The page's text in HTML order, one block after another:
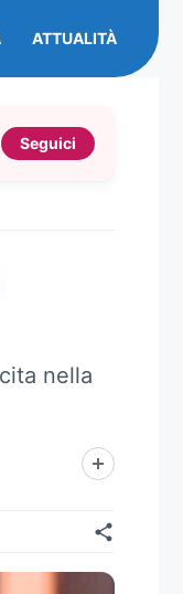
ATTUALITÀ
Seguici
nella